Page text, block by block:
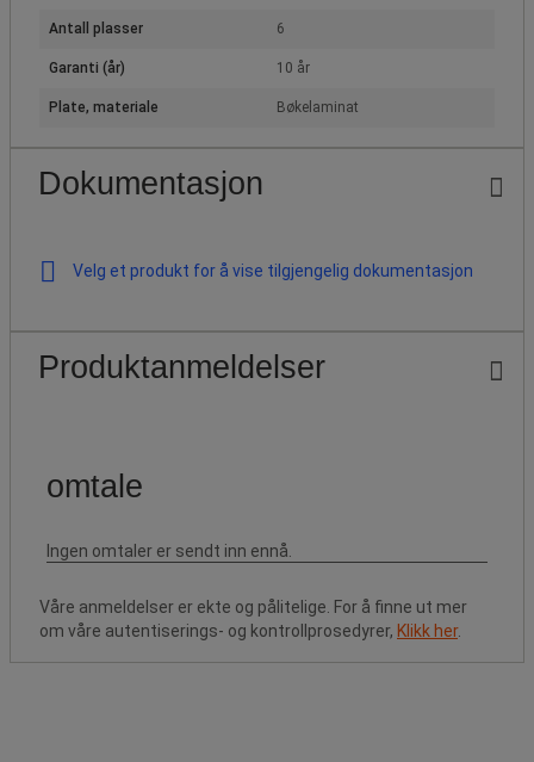
Antall plasser 6
Garanti (år) 10 år
Plate, materiale Bøkelaminat
Dokumentasjon
Velg et produkt for å vise tilgjengelig dokumentasjon
Produktanmeldelser
Våre anmeldelser er ekte og pålitelige. For å finne ut mer
om våre autentiserings- og kontrollprosedyrer, Klikk her.